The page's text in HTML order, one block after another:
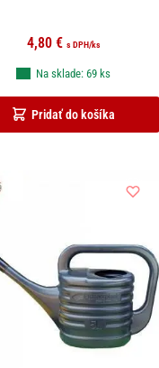
4,80 € s DPH/ks
Pridať do košíka
Na sklade: 69 ks